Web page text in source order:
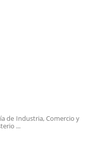
de Industria, Comercio y
...